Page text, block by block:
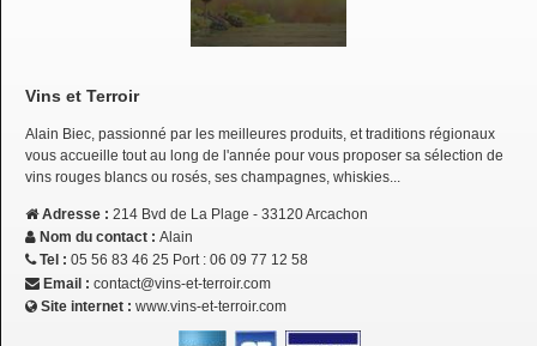
Vins et Terroir
Alain Biec, passionné par les meilleures produits, et traditions régionaux
vous accueille tout au long de l'année pour vous proposer sa sélection de
vins rouges blancs ou rosés, ses champagnes, whiskies...
Adresse : 214 Bvd de La Plage - 33120 Arcachon
Nom du contact : Alain
Tel : 05 56 83 46 25 Port : 06 09 77 12 58
Email : contact@vins-et-terroir.com
Site internet : www.vins-et-terroir.com